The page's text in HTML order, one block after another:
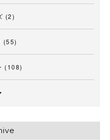
(2)
(55)
(108)